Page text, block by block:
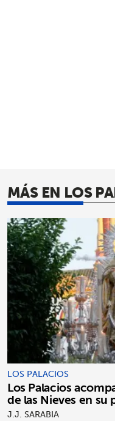
MÁS EN LOS
LOS PALACIOS
Los Palacios
de las Nieves en su
J.J. SARABIA